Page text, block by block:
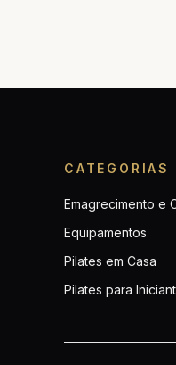
CATEGORIAS
Emagrecimento e
Equipamentos
Pilates em Casa
Pilates para